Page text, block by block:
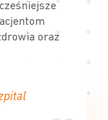
oraz